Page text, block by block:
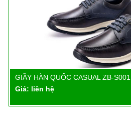
Chi tiết
GIẦY HÀN QUỐC CASUAL ZB-S001
Giá: liên hệ